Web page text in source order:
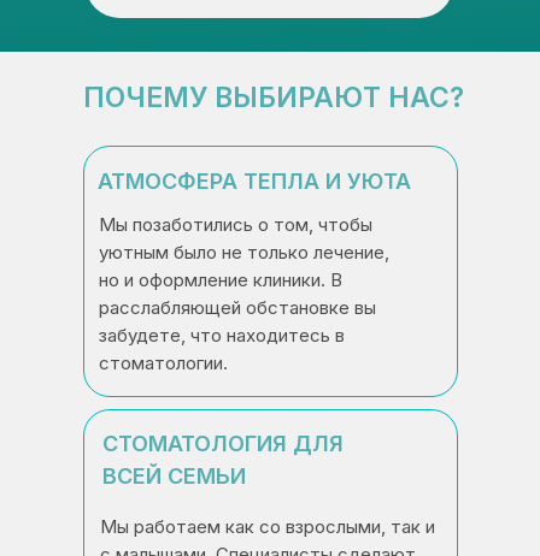
ПОЧЕМУ ВЫБИРАЮТ НАС?
АТМОСФЕРА ТЕПЛА И УЮТА
Мы позаботились о том, чтобы
уютным было не только лечение,
но и оформление клиники. В
расслабляющей обстановке вы
забудете, что находитесь в
стоматологии.
СТОМАТОЛОГИЯ ДЛЯ
ВСЕЙ СЕМЬИ
Мы работаем как со взрослыми, так и